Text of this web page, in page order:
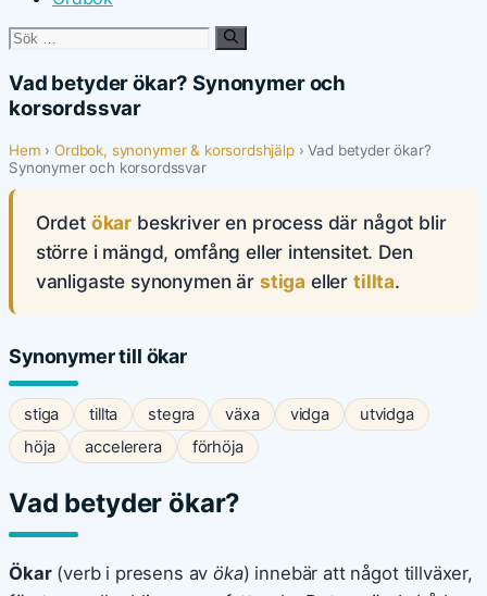
Sök
Vad betyder ökar? Synonymer och
korsordssvar
Hem ›Ordbok, synonymer & korsordshjälp› Vad betyder ökar?
Synonymer och korsordssvar
Ordet ökar beskriver en process där något blir
större i mängd, omfång eller intensitet. Den
vanligaste synonymen är stiga eller tillta.
Synonymer till ökar
stiga tillta stegra växa vidga
utvidga
höja
accelerera förhöja
Vad betyder ökar?
Ökar(verb i presens avöka) innebär att något tillväxer,